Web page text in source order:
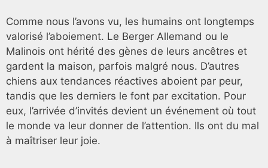
Comme nous l’avons vu, les humains ont longtemps
valorisé l’aboiement. Le Berger Allemand ou le
Malinois ont hérité des gènes de leurs ancêtres et
gardent la maison, parfois malgré nous. D’autres
chiens aux tendances réactives aboient par peur,
tandis que les derniers le font par excitation. Pour
eux, l’arrivée d’invités devient un événement où tout
le monde va leur donner de l’attention. Ils ont du mal
à maîtriser leur joie.